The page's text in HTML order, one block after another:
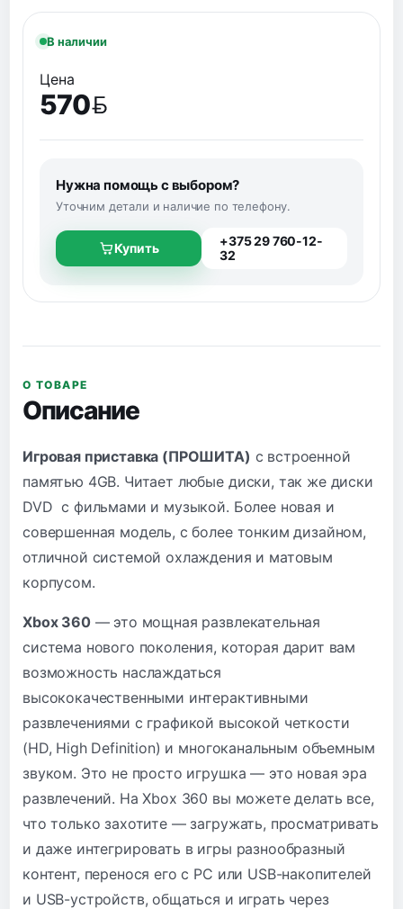
В наличии
Цена
570
BYN
Нужна помощь с выбором?
Уточним детали и наличие по телефону.
Купить
+375 29 760-12-
32
О ТОВАРЕ
Описание
Игровая приставка (ПРОШИТА) с встроенной
памятью 4GB. Читает любые диски, так же диски
DVD с фильмами и музыкой. Более новая и
совершенная модель, с более тонким дизайном,
отличной системой охлаждения и матовым
корпусом.
Xbox 360— это мощная развлекательная
система нового поколения, которая дарит вам
возможность наслаждаться
высококачественными интерактивными
развлечениями с графикой высокой четкости
(HD, High Definition) и многоканальным объемным
звуком. Это не просто игрушка — это новая эра
развлечений. На Xbox 360 вы можете делать все,
что только захотите — загружать, просматривать
и даже интегрировать в игры разнообразный
контент, перенося его с PC или USB-накопителей
и USB-устройств, общаться и играть через